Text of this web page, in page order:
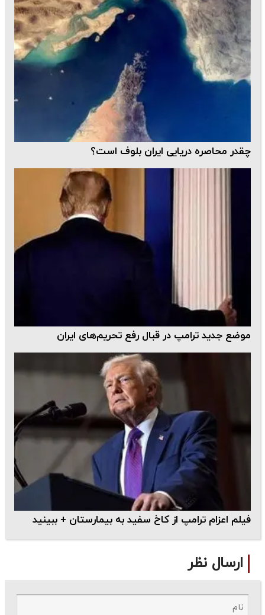
چقدر محاصره دریایی ایران بلوف است؟
موضع جدید ترامپ در قبال رفع تحریم‌های ایران
فیلم اعزام ترامپ از کاخ سفید به بیمارستان + ببینید
ارسال نظر